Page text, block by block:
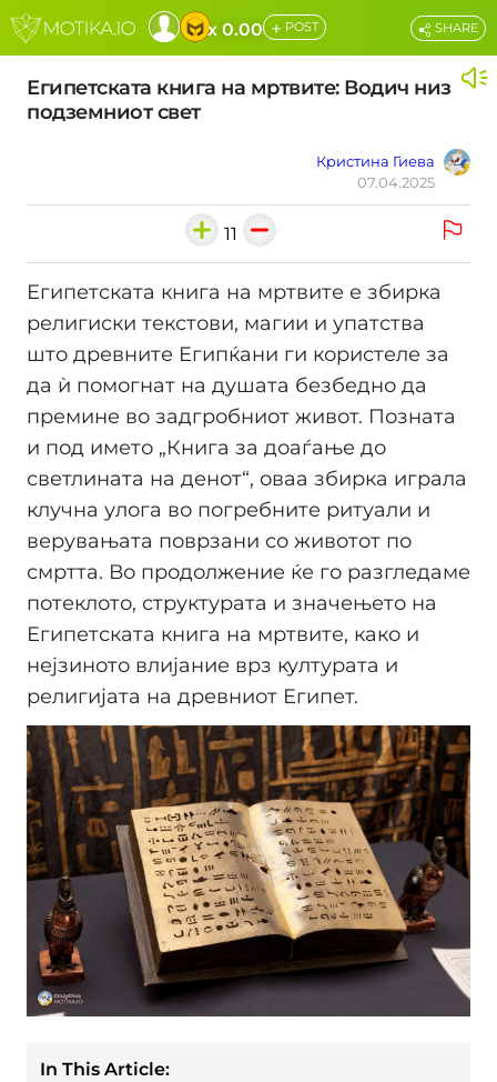
x 0.00 + POST
Египетската книга на мртвите: Водич низ
подземниот свет
Кристина Гиева
07.04.2025
SHARE
11
Египетската книга на мртвите е збирка
религиски текстови, магии и упатства
што древните Египќани ги користеле за
да ѝ помогнат на душата безбедно да
премине во задгробниот живот. Позната
и под името „Книга за доаѓање до
светлината на денот“, оваа збирка играла
клучна улога во погребните ритуали и
верувањата поврзани со животот по
смртта. Во продолжение ќе го разгледаме
потеклото, структурата и значењето на
Египетската книга на мртвите, како и
нејзиното влијание врз културата и
религијата на древниот Египет.
In This Article: